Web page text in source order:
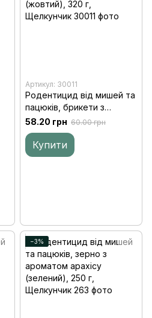
Артикул: 30011
Родентицид від мишей та
пацюків, брикети з
ароматом карамелі
(жовтий), 320 г,
Щелкунчик
58.20 грн 60.00 грн
Купити
−3%